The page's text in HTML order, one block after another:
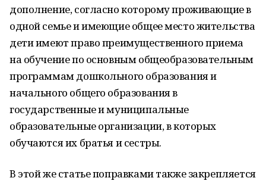
дополнение, согласно которому проживающие в
одной семье и имеющие общее место жительства
дети имеют право преимущественного приема
на обучение по основным общеобразовательным
программам дошкольного образования и
начального общего образования в
государственные и муниципальные
образовательные организации, в которых
обучаются их братья и сестры.
В этой же статье поправками также закрепляется